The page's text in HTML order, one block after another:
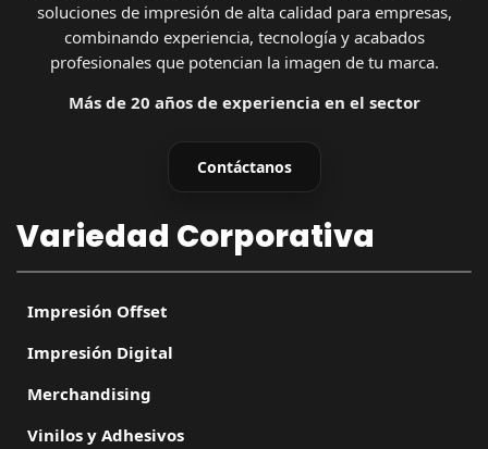
soluciones de impresión de alta calidad para empresas,
combinando experiencia, tecnología y acabados
profesionales que potencian la imagen de tu marca.
Más de 20 años de experiencia en el sector
Contáctanos
Variedad Corporativa
Impresión Offset
Impresión Digital
Merchandising
Vinilos y Adhesivos